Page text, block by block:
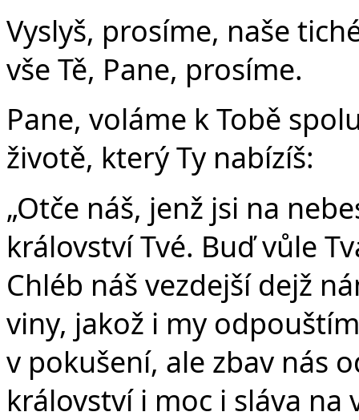
Vyslyš, prosíme, naše
vše Tě, Pane, prosíme.
Pane, voláme k Tobě
životě, který Ty nabízíš:
„Otče náš, jenž jsi na
království Tvé. Buď vůle
Chléb náš vezdejší dejž
viny, jakož i my
v pokušení, ale zbav nás
království i moc i sláva na